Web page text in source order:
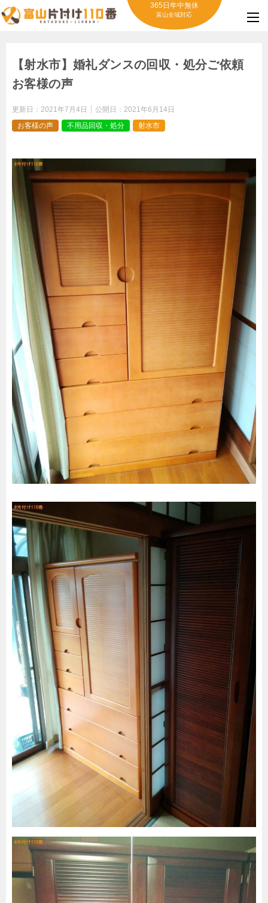
365日年中無休
富山全域対応
【射水市】婚礼ダンスの回収・処分ご依頼
お客様の声
更新日： 2021年7月4日 公開日： 2021年6月14日
お客様の声
不用品回収・処分 射水市